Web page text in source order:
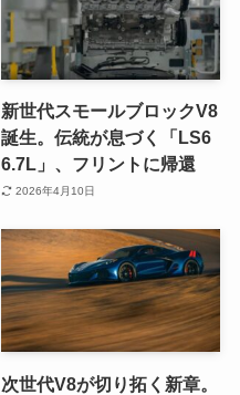
新世代スモールブロックV8
誕生。伝統が息づく「LS6
6.7L」、フリントに帰還
2026年4月10日
次世代V8が切り拓く新章。